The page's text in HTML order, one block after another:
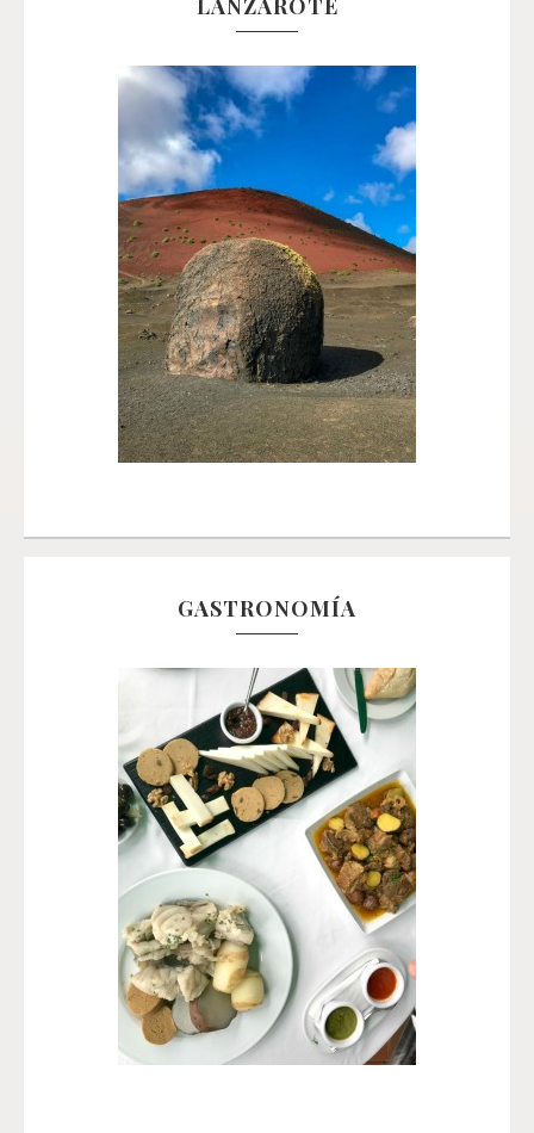
GASTRONOMÍA